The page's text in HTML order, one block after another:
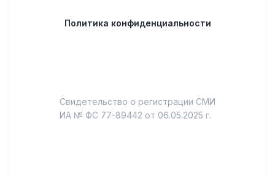
Политика конфиденциальности
Свидетельство о регистрации СМИ
ИА № ФС 77-89442 от 06.05.2025 г.